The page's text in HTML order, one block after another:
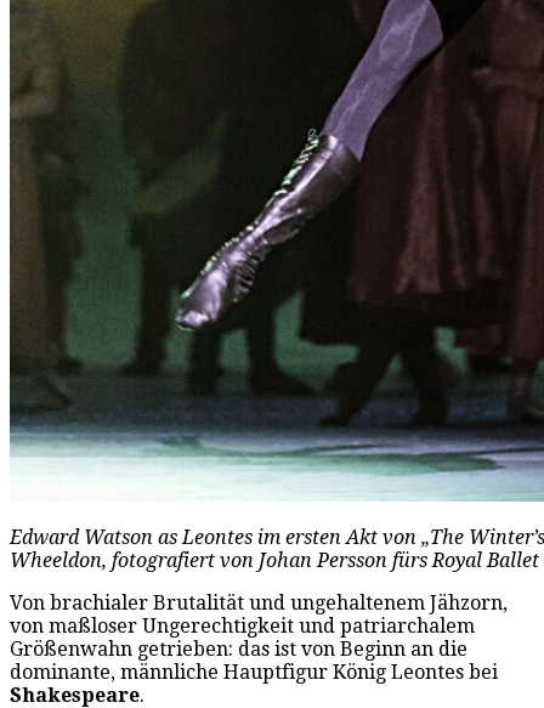
Edward Watson as Leontes im ersten Akt von „The
Wheeldon, fotografiert von Johan Persson fürs Royal
Von brachialer Brutalität und ungehaltenem Jähzorn,
von maßloser Ungerechtigkeit und patriarchalem
Größenwahn getrieben: das ist von Beginn an die
dominante, männliche Hauptfigur König Leontes bei
Shakespeare.